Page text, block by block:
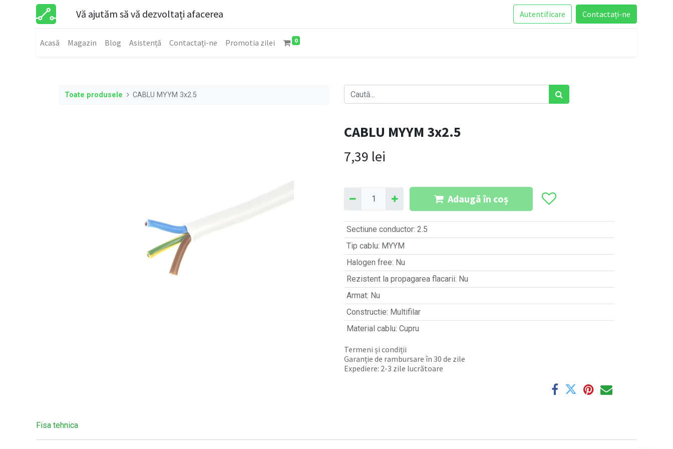
Vă ajutăm să vă dezvoltați afacerea Autentificare Contactați-ne
Acasă Magazin Blog Asistență Contactați-ne Promotia zilei 0
Toate produsele CABLU MYYM 3x2.5
CABLU MYYM 3x2.5
7,39 lei
Adaugă în coș
Sectiune conductor: 2.5
Tip cablu: MYYM
Halogen free: Nu
Rezistent la propagarea flacarii: Nu
Armat: Nu
Constructie: Multifilar
Material cablu: Cupru
Termeni și condiții
Garanție de rambursare în 30 de zile
Expediere: 2-3 zile lucrătoare
Fisa tehnica